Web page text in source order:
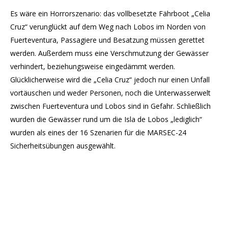
Es wäre ein Horrorszenario: das vollbesetzte Fährboot „Celia
Cruz“ verunglückt auf dem Weg nach Lobos im Norden von
Fuerteventura, Passagiere und Besatzung müssen gerettet
werden. Außerdem muss eine Verschmutzung der Gewässer
verhindert, beziehungsweise eingedämmt werden.
Glücklicherweise wird die „Celia Cruz“ jedoch nur einen Unfall
vortäuschen und weder Personen, noch die Unterwasserwelt
zwischen Fuerteventura und Lobos sind in Gefahr. Schließlich
wurden die Gewässer rund um die Isla de Lobos „lediglich“
wurden als eines der 16 Szenarien für die MARSEC-24
Sicherheitsübungen ausgewählt.